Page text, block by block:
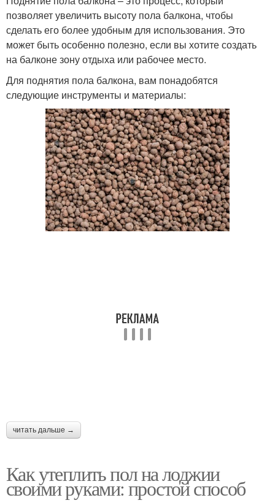
позволяет увеличить высоту пола балкона, чтобы
сделать его более удобным для использования. Это
может быть особенно полезно, если вы хотите создать
на балконе зону отдыха или рабочее место.
Для поднятия пола балкона, вам понадобятся
следующие инструменты и материалы:
читать дальше →
Как утеплить пол на лоджии
своими руками: простой способ